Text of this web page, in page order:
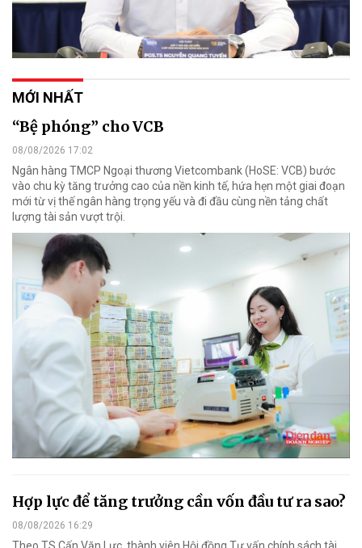
MỚI NHẤT
“Bệ phóng” cho VCB
08/08/2026 17:02
Ngân hàng TMCP Ngoại thương Vietcombank (HoSE: VCB) bước
vào chu kỳ tăng trưởng cao của nền kinh tế, hứa hẹn một giai đoạn
mới từ vị thế ngân hàng trọng yếu và đi đầu cùng nền tảng chất
lượng tài sản vượt trội.
Hợp lực để tăng trưởng cần vốn đầu tư ra sao?
08/08/2026 16:29
Theo TS Cấn Văn Lực, thành viên Hội đồng Tư vấn chính sách tài